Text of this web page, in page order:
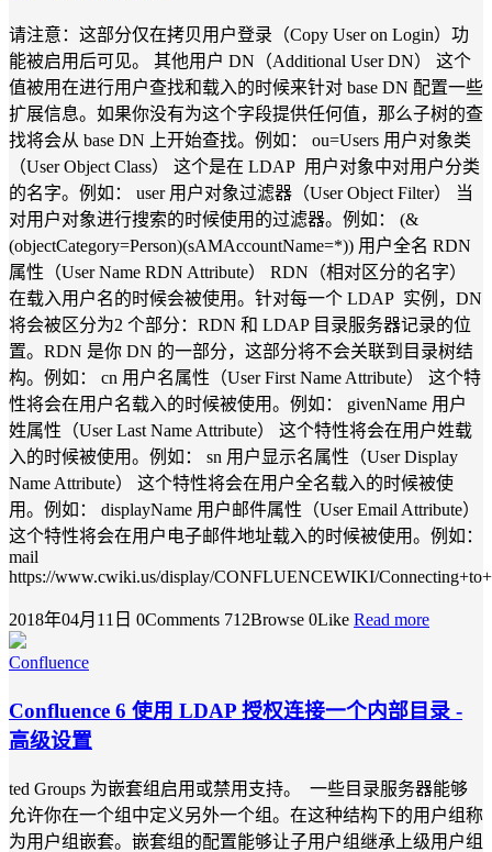
请注意：这部分仅在拷贝用户登录（Copy User on Login）功
能被启用后可见。 其他用户 DN（Additional User DN） 这个
值被用在进行用户查找和载入的时候来针对 base DN 配置一些
扩展信息。如果你没有为这个字段提供任何值，那么子树的查
找将会从 base DN 上开始查找。例如： ou=Users 用户对象类
（User Object Class） 这个是在 LDAP 用户对象中对用户分类
的名字。例如： user 用户对象过滤器（User Object Filter） 当
对用户对象进行搜索的时候使用的过滤器。例如： (&
(objectCategory=Person)(sAMAccountName=*)) 用户全名 RDN
属性（User Name RDN Attribute） RDN（相对区分的名字）
在载入用户名的时候会被使用。针对每一个 LDAP 实例，DN
将会被区分为2 个部分：RDN 和 LDAP 目录服务器记录的位
置。RDN 是你 DN 的一部分，这部分将不会关联到目录树结
构。例如： cn 用户名属性（User First Name Attribute） 这个特
性将会在用户名载入的时候被使用。例如： givenName 用户
姓属性（User Last Name Attribute） 这个特性将会在用户姓载
入的时候被使用。例如： sn 用户显示名属性（User Display
Name Attribute） 这个特性将会在用户全名载入的时候被使
用。例如： displayName 用户邮件属性（User Email Attribute）
这个特性将会在用户电子邮件地址载入的时候被使用。例如：
mail
https://www.cwiki.us/display/CONFLUENCEWIKI/
2018年04月11日 0Comments 712Browse 0Like Read more
Confluence
Confluence 6 使用 LDAP 授权连接一个内部目录 -
高级设置
ted Groups 为嵌套组启用或禁用支持。 一些目录服务器能够
允许你在一个组中定义另外一个组。在这种结构下的用户组称
为用户组嵌套。嵌套组的配置能够让子用户组继承上级用户组